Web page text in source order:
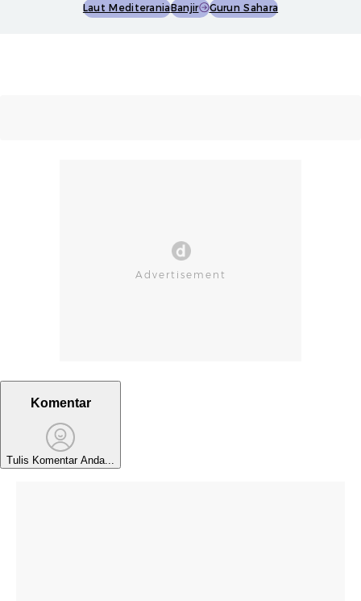
Laut MediteraniaBanjir Gurun Sahara
Komentar
Tulis Komentar Anda...